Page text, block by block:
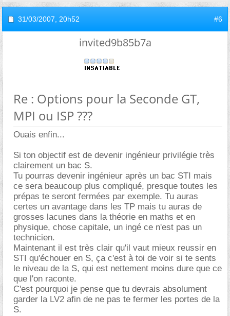
31/03/2007, 20h52 #6
invited9b85b7a
Re : Options pour la Seconde GT,
MPI ou ISP ???
Ouais enfin...
Si ton objectif est de devenir ingénieur privilégie très
clairement un bac S.
Tu pourras devenir ingénieur après un bac STI mais
ce sera beaucoup plus compliqué, presque toutes les
prépas te seront fermées par exemple. Tu auras
certes un avantage dans les TP mais tu auras de
grosses lacunes dans la théorie en maths et en
physique, chose capitale, un ingé ce n'est pas un
technicien.
Maintenant il est très clair qu'il vaut mieux reussir en
STI qu'échouer en S, ça c'est à toi de voir si te sents
le niveau de la S, qui est nettement moins dure que ce
que l'on raconte.
C'est pourquoi je pense que tu devrais absolument
garder la LV2 afin de ne pas te fermer les portes de la
S.